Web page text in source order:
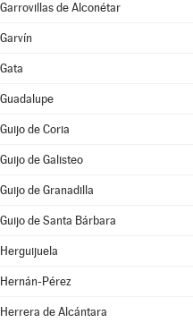
Garrovillas de Alconétar
Garvín
Gata
Guadalupe
Guijo de Coria
Guijo de Galisteo
Guijo de Granadilla
Guijo de Santa Bárbara
Herguijuela
Hernán-Pérez
Herrera de Alcántara